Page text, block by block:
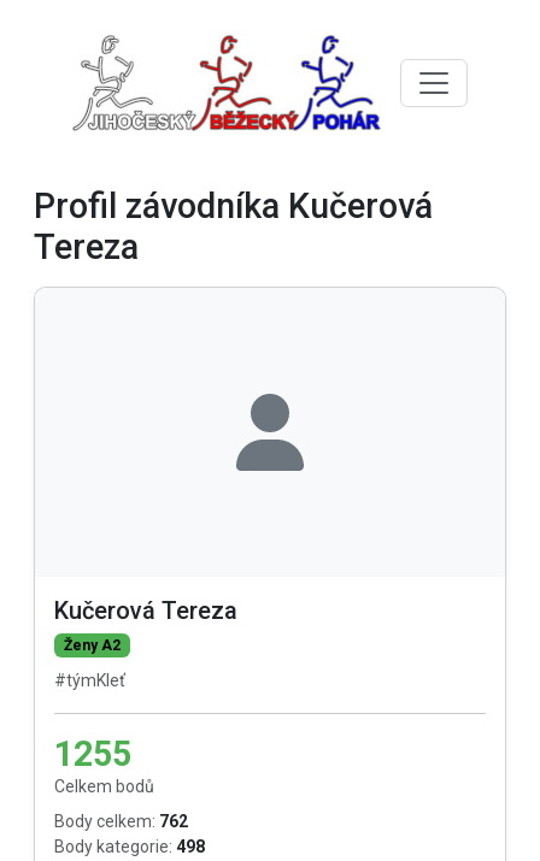
Profil závodníka Kučerová
Tereza
Kučerová Tereza
Ženy A2
#týmKleť
1255
Celkem bodů
Body celkem: 762
Body kategorie: 498